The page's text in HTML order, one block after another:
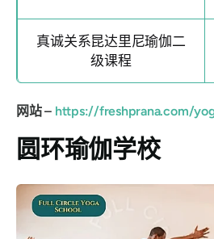
真诚关系昆达里尼瑜伽二
级课程
网站 – https://freshprana.com/
圆环瑜伽学校